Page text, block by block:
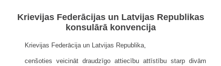
Krievijas Federācijas un Latvijas Republikas
konsulārā konvencija
Krievijas Federācija un Latvijas Republika,
cenšoties veicināt draudzīgo attiecību attīstību starp divām